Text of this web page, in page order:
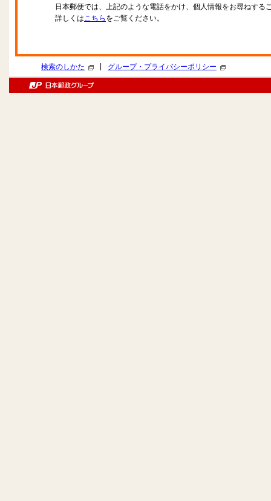
日本郵便では、上記のような電話をかけ、個人情報をお尋ねする
詳しくはこちら をご覧ください。
検索のしかた グループ・プライバシーポリシー